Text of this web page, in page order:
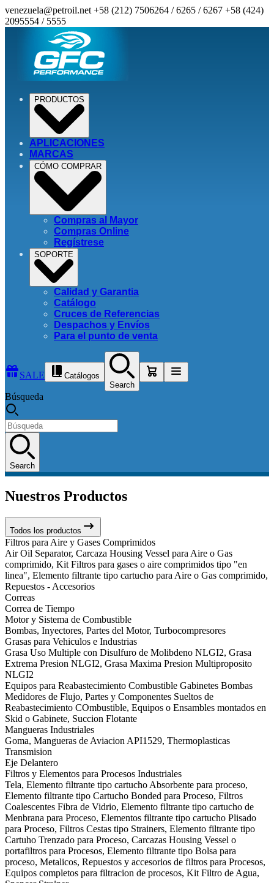
venezuela@petroil.net +58 (212) 7506264 / 6265 / 6267 +58 (424)
2095554 / 5555
PRODUCTOS
APLICACIONES
MARCAS
CÓMO COMPRAR
Compras al Mayor
Compras Online
Regístrese
SOPORTE
Calidad y Garantia
Catálogo
Cruces de Referencias
Despachos y Envíos
Para el punto de venta
SALE
Catálogos
Search
Búsqueda
Search
Nuestros Productos
Todos los productos
Filtros para Aire y Gases Comprimidos
Air Oil Separator, Carcaza Housing Vessel para Aire o Gas
comprimido, Kit Filtros para gases o aire comprimidos tipo "en
linea", Elemento filtrante tipo cartucho para Aire o Gas comprimido,
Repuestos - Accesorios
Correas
Correa de Tiempo
Motor y Sistema de Combustible
Bombas, Inyectores, Partes del Motor, Turbocompresores
Grasas para Vehiculos e Industrias
Grasa Uso Multiple con Disulfuro de Molibdeno NLGI2, Grasa
Extrema Presion NLGI2, Grasa Maxima Presion Multiproposito
NLGI2
Equipos para Reabastecimiento Combustible Gabinetes Bombas
Medidores de Flujo, Partes y Componentes Sueltos de
Reabastecimiento COmbustible, Equipos o Ensambles montados en
Skid o Gabinete, Succion Flotante
Mangueras Industriales
Goma, Mangueras de Aviacion API1529, Thermoplasticas
Transmision
Eje Delantero
Filtros y Elementos para Procesos Industriales
Tela, Elemento filtrante tipo cartucho Absorbente para proceso,
Elemento filtrante tipo Cartucho Bonded para Proceso, Filtros
Coalescentes Fibra de Vidrio, Elemento filtrante tipo cartucho de
Menbrana para Proceso, Elementos filtrante tipo cartucho Plisado
para Proceso, Filtros Cestas tipo Strainers, Elemento filtrante tipo
Cartuho Trenzado para Proceso, Carcazas Housing Vessel o
portafiltros para Procesos, Elemento filtrante tipo Bolsa para
proceso, Metalicos, Repuestos y accesorios de filtros para Procesos,
Equipos completos para filtracion de procesos, Kit Filtro de Agua,